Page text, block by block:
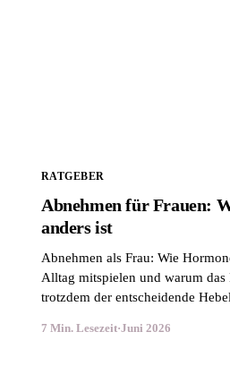
RATGEBER
Abnehmen für Frauen:
anders ist
Abnehmen als Frau: Wie
Alltag mitspielen und warum
trotzdem der entscheidende
7 Min. Lesezeit·Juni 2026